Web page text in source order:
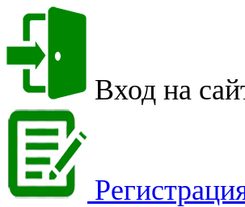
Вход на